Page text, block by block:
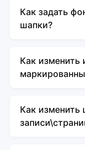
Как задать
шапки?
Как изменить
Как изменить